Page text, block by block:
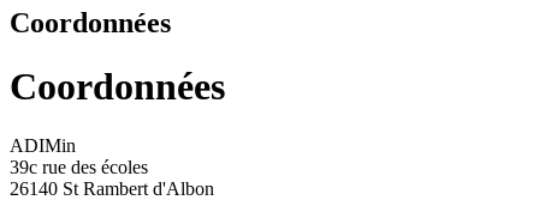
Coordonnées
Coordonnées
ADIMin
39c rue des écoles
26140 St Rambert d'Albon